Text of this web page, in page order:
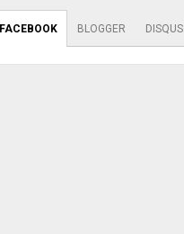
FACEBOOK BLOGGER DISQUS